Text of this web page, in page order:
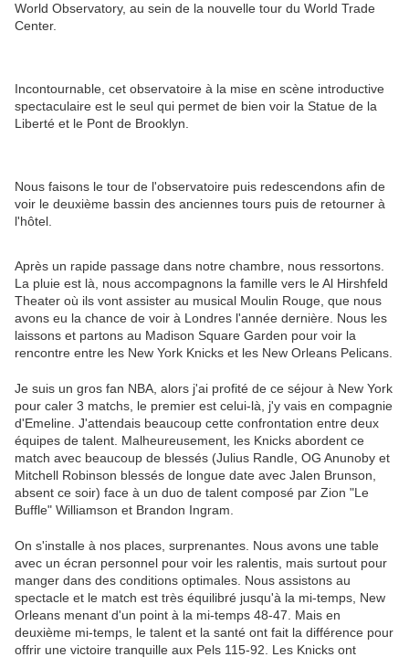
World Observatory, au sein de la nouvelle tour du World Trade
Center.
Incontournable, cet observatoire à la mise en scène introductive
spectaculaire est le seul qui permet de bien voir la Statue de la
Liberté et le Pont de Brooklyn.
Nous faisons le tour de l'observatoire puis redescendons afin de
voir le deuxième bassin des anciennes tours puis de retourner à
l'hôtel.
Après un rapide passage dans notre chambre, nous ressortons.
La pluie est là, nous accompagnons la famille vers le Al Hirshfeld
Theater où ils vont assister au musical Moulin Rouge, que nous
avons eu la chance de voir à Londres l'année dernière. Nous les
laissons et partons au Madison Square Garden pour voir la
rencontre entre les New York Knicks et les New Orleans Pelicans.
Je suis un gros fan NBA, alors j'ai profité de ce séjour à New York
pour caler 3 matchs, le premier est celui-là, j'y vais en compagnie
d'Emeline. J'attendais beaucoup cette confrontation entre deux
équipes de talent. Malheureusement, les Knicks abordent ce
match avec beaucoup de blessés (Julius Randle, OG Anunoby et
Mitchell Robinson blessés de longue date avec Jalen Brunson,
absent ce soir) face à un duo de talent composé par Zion "Le
Buffle" Williamson et Brandon Ingram.
On s'installe à nos places, surprenantes. Nous avons une table
avec un écran personnel pour voir les ralentis, mais surtout pour
manger dans des conditions optimales. Nous assistons au
spectacle et le match est très équilibré jusqu'à la mi-temps, New
Orleans menant d'un point à la mi-temps 48-47. Mais en
deuxième mi-temps, le talent et la santé ont fait la différence pour
offrir une victoire tranquille aux Pels 115-92. Les Knicks ont